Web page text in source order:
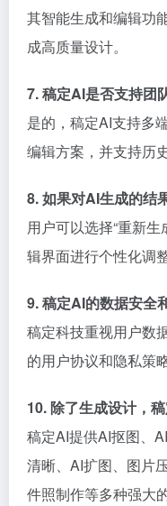
其智能生成和编辑功
成高质量设计。
7. 稿定AI是否支持团
是的，稿定AI支持多
编辑方案，并支持历
8. 如果对AI生成的结
用户可以选择“重新
辑界面进行个性化调
9. 稿定AI的数据安全
稿定科技重视用户数
的用户协议和隐私策
10. 除了生成设计，
稿定AI提供AI抠图、
清晰、AI扩图、图片
件照制作等多种强大